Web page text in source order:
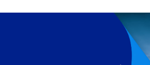
tục đến Philadelphia. Hãng hàng
đến Philadelphia. Hãng mang đến